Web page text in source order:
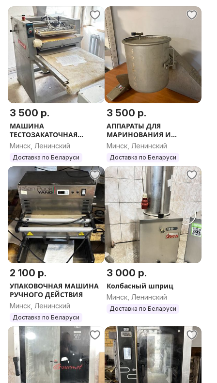
3 500 р.
МАШИНА
ТЕСТОЗАКАТОЧНАЯ
МОДЕЛЬ FARGO TL60
Минск, Ленинский
Доставка по Беларуси
3 500 р.
АППАРАТЫ ДЛЯ
МАРИНОВАНИЯ И
МАССИРОВАНИЯ МЯСА
ПРОМЫШЛЕННЫЕ
Минск, Ленинский
Доставка по Беларуси
2 100 р.
УПАКОВОЧНАЯ МАШИНА
РУЧНОГО ДЕЙСТВИЯ
Минск, Ленинский
Доставка по Беларуси
3 000 р.
Колбасный шприц
Минск, Ленинский
Доставка по Беларуси